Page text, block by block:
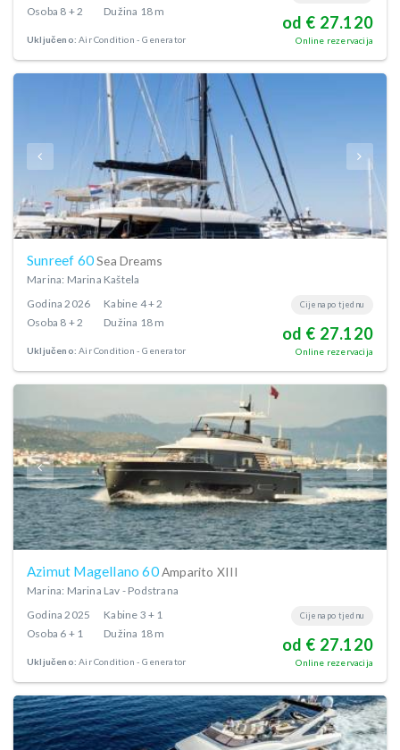
Osoba 8 + 2 Dužina 18 m
Uključeno: Air Condition Generator
od € 27.120
Online rezervacija
Sunreef 60Sea Dreams
Marina: Marina Kaštela
Godina 2026 Kabine 4 + 2
Osoba 8 + 2 Dužina 18 m
Uključeno: Air Condition Generator
Cijena po tjednu
od € 27.120
Online rezervacija
Azimut Magellano 60Amparito XIII
Marina: Marina Lav - Podstrana
Godina 2025 Kabine 3 + 1
Osoba 6 + 1 Dužina 18 m
Uključeno: Air Condition Generator
Cijena po tjednu
od € 27.120
Online rezervacija